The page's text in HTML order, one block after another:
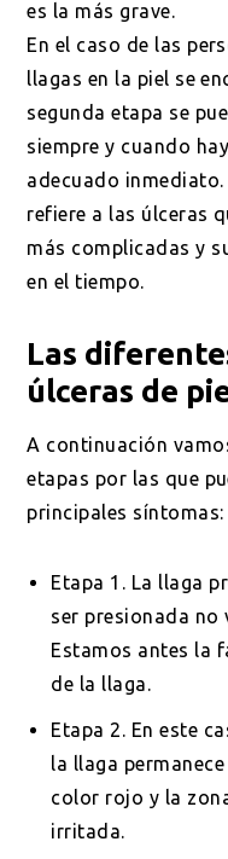
es la más grave.
En el caso de las
llagas en la piel se
segunda etapa se
siempre y cuando
adecuado inmediato.
refiere a las úlceras
más complicadas y
en el tiempo.
Las
úlceras de
A continuación
etapas por las que
principales síntomas:
Etapa 1. La llaga
ser presionada
Estamos antes la
de la llaga.
Etapa 2. En este
la llaga
color rojo y la
irritada.